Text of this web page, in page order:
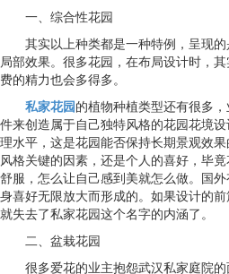
一、综合性花园
其实以上种类都是一种特例，呈现
局部效果。很多花园，在布局设计时，
费的精力也会多得多。
私家花园的植物种植类型还有很多
件来创造属于自己独特风格的花园花境
理水平，这是花园能否保持长期景观效
风格关键的因素，还是个人的喜好，毕
舒服，怎么让自己感到美就怎么做。国
身喜好无限放大而形成的。如果设计的
就失去了私家花园这个名字的内涵了。
二、盆栽花园
很多爱花的业主抱怨武汉私家庭院